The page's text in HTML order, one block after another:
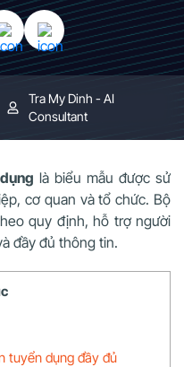
Tra My Dinh - AI
Consultant
là biểu mẫu được sử
cơ quan và tổ chức. Bộ
quy định, hỗ trợ người
đầy đủ thông tin.
tuyển dụng đầy đủ